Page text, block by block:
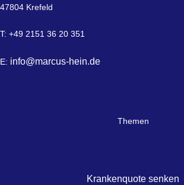
47804 Krefeld
T: +49 2151 36 20 351
E: info@marcus-hein.de
Themen
Krankenquote senken